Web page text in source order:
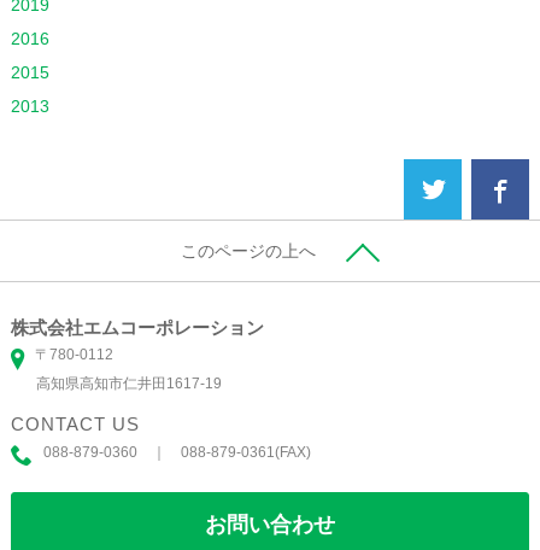
2019
2016
2015
2013
このページの上へ
株式会社エムコーポレーション
〒780-0112
高知県高知市仁井田1617-19
CONTACT US
088-879-0360 ｜ 088-879-0361(FAX)
お問い合わせ